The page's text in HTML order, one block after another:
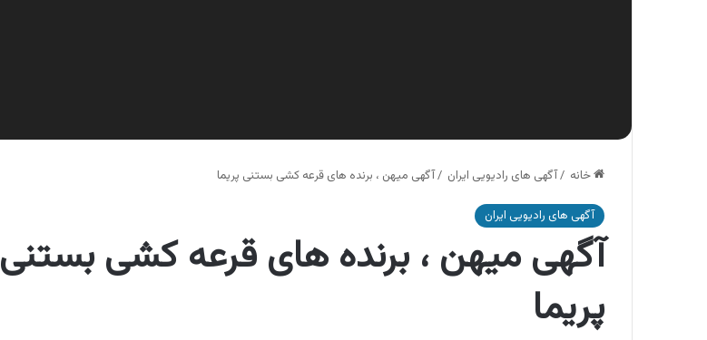
خانه /آگهی های رادیویی ایران /آگهی میهن ، برنده های قرعه کشی بستنی پریما
آگهی های رادیویی ایران
آگهی میهن ، برنده های قرعه کشی بستنی
پریما